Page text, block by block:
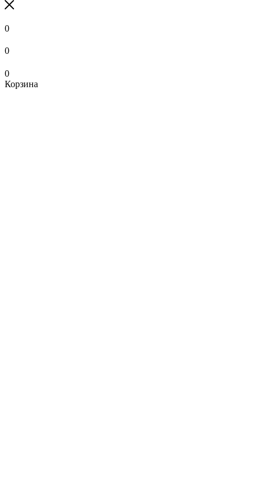
0
0
0
Корзина